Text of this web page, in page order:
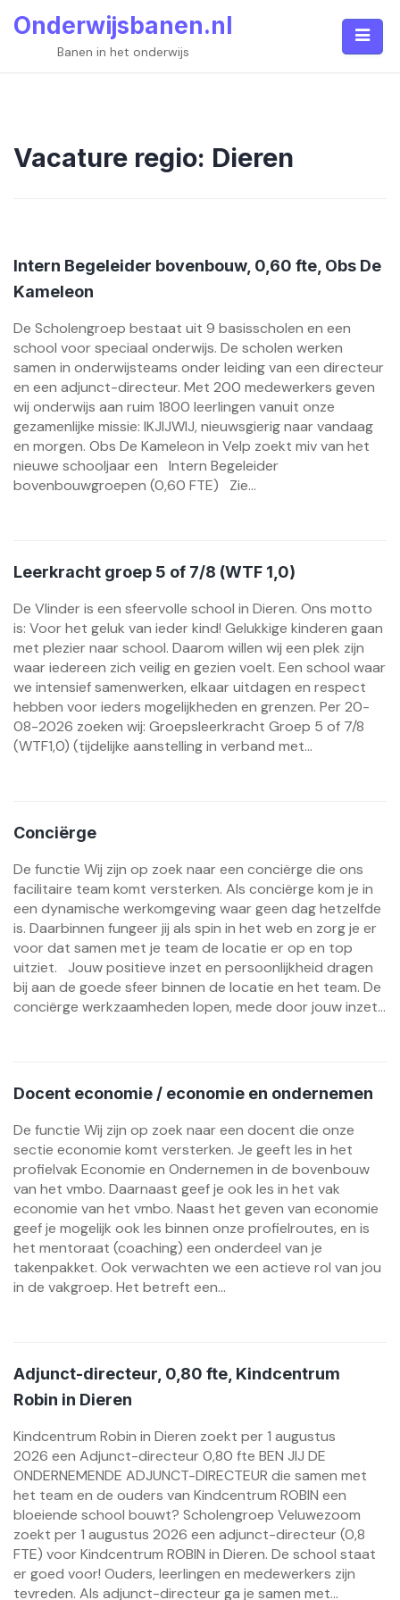
Onderwijsbanen.nl
Banen in het onderwijs
Vacature regio: Dieren
Intern Begeleider bovenbouw, 0,60 fte, Obs De
Kameleon
De Scholengroep bestaat uit 9 basisscholen en een
school voor speciaal onderwijs. De scholen werken
samen in onderwijsteams onder leiding van een directeur
en een adjunct-directeur. Met 200 medewerkers geven
wij onderwijs aan ruim 1800 leerlingen vanuit onze
gezamenlijke missie: IKJIJWIJ, nieuwsgierig naar vandaag
en morgen. Obs De Kameleon in Velp zoekt miv van het
nieuwe schooljaar een Intern Begeleider
bovenbouwgroepen (0,60 FTE) Zie...
Leerkracht groep 5 of 7/8 (WTF 1,0)
De Vlinder is een sfeervolle school in Dieren. Ons motto
is: Voor het geluk van ieder kind! Gelukkige kinderen gaan
met plezier naar school. Daarom willen wij een plek zijn
waar iedereen zich veilig en gezien voelt. Een school waar
we intensief samenwerken, elkaar uitdagen en respect
hebben voor ieders mogelijkheden en grenzen. Per 20-
08-2026 zoeken wij: Groepsleerkracht Groep 5 of 7/8
(WTF1,0) (tijdelijke aanstelling in verband met...
Conciërge
De functie Wij zijn op zoek naar een conciërge die ons
facilitaire team komt versterken. Als conciërge kom je in
een dynamische werkomgeving waar geen dag hetzelfde
is. Daarbinnen fungeer jij als spin in het web en zorg je er
voor dat samen met je team de locatie er op en top
uitziet. Jouw positieve inzet en persoonlijkheid dragen
bij aan de goede sfeer binnen de locatie en het team. De
conciërge werkzaamheden lopen, mede door jouw inzet...
Docent economie / economie en ondernemen
De functie Wij zijn op zoek naar een docent die onze
sectie economie komt versterken. Je geeft les in het
profielvak Economie en Ondernemen in de bovenbouw
van het vmbo. Daarnaast geef je ook les in het vak
economie van het vmbo. Naast het geven van economie
geef je mogelijk ook les binnen onze profielroutes, en is
het mentoraat (coaching) een onderdeel van je
takenpakket. Ook verwachten we een actieve rol van jou
in de vakgroep. Het betreft een...
Adjunct-directeur, 0,80 fte, Kindcentrum
Robin in Dieren
Kindcentrum Robin in Dieren zoekt per 1 augustus
2026 een Adjunct-directeur 0,80 fte BEN JIJ DE
ONDERNEMENDE ADJUNCT-DIRECTEUR die samen met
het team en de ouders van Kindcentrum ROBIN een
bloeiende school bouwt? Scholengroep Veluwezoom
zoekt per 1 augustus 2026 een adjunct-directeur (0,8
FTE) voor Kindcentrum ROBIN in Dieren. De school staat
er goed voor! Ouders, leerlingen en medewerkers zijn
tevreden. Als adjunct-directeur ga je samen met...